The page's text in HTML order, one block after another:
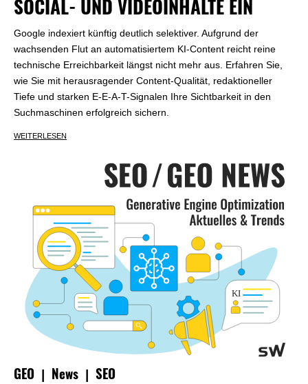
SOCIAL- UND VIDEOINHALTE EIN
Google indexiert künftig deutlich selektiver. Aufgrund der
wachsenden Flut an automatisiertem KI-Content reicht reine
technische Erreichbarkeit längst nicht mehr aus. Erfahren Sie,
wie Sie mit herausragender Content-Qualität, redaktioneller
Tiefe und starken E-E-A-T-Signalen Ihre Sichtbarkeit in den
Suchmaschinen erfolgreich sichern.
WEITERLESEN
GEO News SEO